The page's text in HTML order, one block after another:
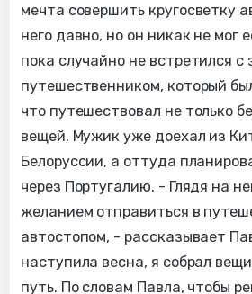
мечта совершить кругосветку
него давно, но он никак не мог
пока случайно не встретился с
путешественником, который
что путешествовал не только
вещей. Мужик уже доехал из
Белоруссии, а оттуда
через Португалию. - Глядя на
желанием отправиться в
автостопом, - рассказывает
наступила весна, я собрал
путь. По словам Павла, чтобы